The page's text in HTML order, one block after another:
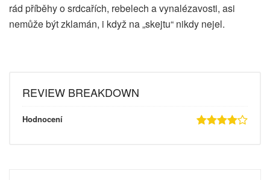
rád příběhy o srdcařích, rebelech a vynalézavosti, asi
nemůže být zklamán, i když na „skejtu“ nikdy nejel.
REVIEW BREAKDOWN
Hodnocení